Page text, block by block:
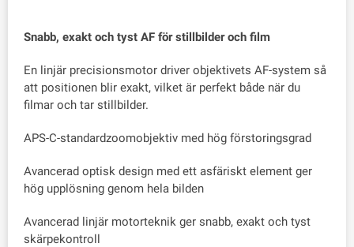
Snabb, exakt och tyst AF för stillbilder och film
En linjär precisionsmotor driver objektivets AF-system så
att positionen blir exakt, vilket är perfekt både när du
filmar och tar stillbilder.
APS-C-standardzoomobjektiv med hög förstoringsgrad
Avancerad optisk design med ett asfäriskt element ger
hög upplösning genom hela bilden
Avancerad linjär motorteknik ger snabb, exakt och tyst
skärpekontroll